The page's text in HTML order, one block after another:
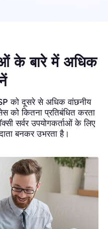
के बारे में अधिक
को दूसरे से अधिक वांछनीय
को कितना प्रतिबंधित करता
सर्वर उपयोगकर्ताओं के लिए
बनकर उभरता है।